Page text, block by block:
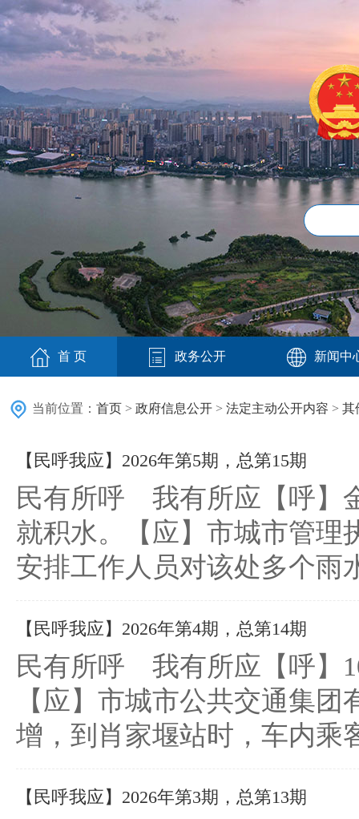
首 页 政务公开 新闻中
当前位置： 首页 > 政府信息公开 > 法定主动公开内容 > 其
【民呼我应】2026年第5期，总第15期
民有所呼 我有所应【呼】
就积水。【应】市城市管理
安排工作人员对该处多个雨
【民呼我应】2026年第4期，总第14期
民有所呼 我有所应【呼】
【应】市城市公共交通集
增，到肖家堰站时，车内乘
【民呼我应】2026年第3期，总第13期